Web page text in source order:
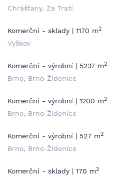
Chrášťany, Za Tratí
Komerční - sklady | 1170 m2
Vyškov
Komerční - výrobní | 5237 m2
Brno, Brno-Židenice
Komerční - výrobní | 1200 m2
Brno, Brno-Židenice
Komerční - výrobní | 527 m2
Brno, Brno-Židenice
Komerční - sklady | 170 m2